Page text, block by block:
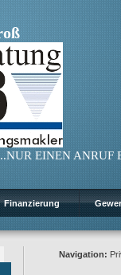
EINEN ANRUF
Finanzierung
Navigation: